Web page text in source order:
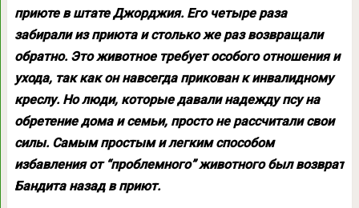
приюте в штате Джорджия. Его четыре раза
забирали из приюта и столько же раз возвращали
обратно. Это животное требует особого отношения и
ухода, так как он навсегда прикован к инвалидному
креслу. Но люди, которые давали надежду псу на
обретение дома и семьи, просто не рассчитали свои
силы. Самым простым и легким способом
избавления от “проблемного” животного был возврат
Бандита назад в приют.